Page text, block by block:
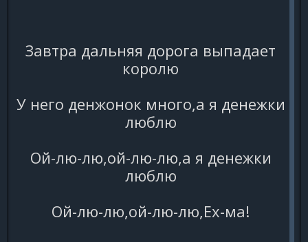
Завтра дальняя дорога выпадает
королю
У него денжонок много,а я денежки
люблю
Ой-лю-лю,ой-лю-лю,а я денежки
люблю
Ой-лю-лю,ой-лю-лю,Ех-ма!